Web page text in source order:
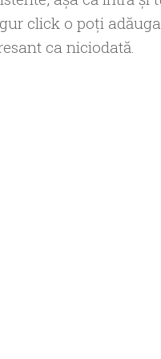
click o poţi
ca niciodată.